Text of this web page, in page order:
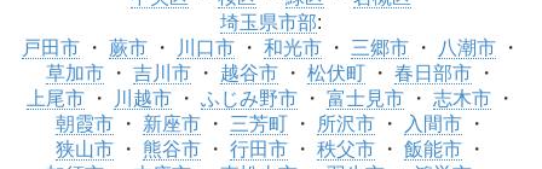
埼玉県市部:
戸田市
蕨市 川口市 和光市 三郷市
八潮市
草加市
吉川市 越谷市 松伏町
春日部市
上尾市
川越市 ふじみ野市 富士見市
志木市
朝霞市
新座市 三芳町 所沢市
入間市
狭山市
熊谷市 行田市 秩父市
飯能市